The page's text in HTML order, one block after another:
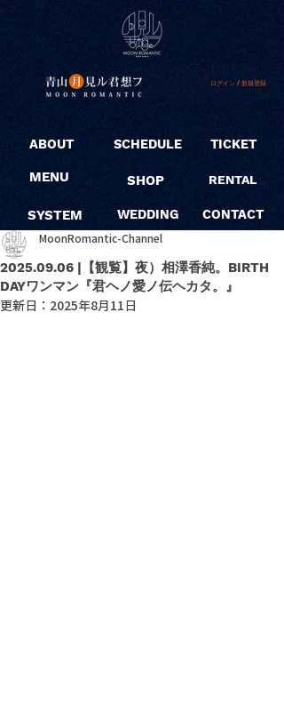
ログイン / 新規登録
ABOUT
MENU
SYSTEM
SCHEDULE
SHOP
WEDDING
TICKET
RENTAL
CONTACT
2025.09.06 |【観覧】夜）相澤香純。BIRTH
DAYワンマン『君ヘノ愛ノ伝ヘカタ。』
MoonRomantic-Channel
更新日： 2025年8月11日